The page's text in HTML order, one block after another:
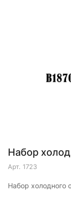
Набор
Арт. 1723
Набор холодного